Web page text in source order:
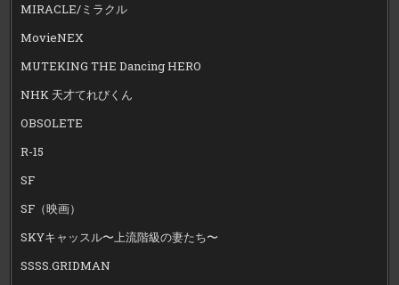
MIRACLE/ミラクル
MovieNEX
MUTEKING THE Dancing HERO
NHK 天才てれびくん
OBSOLETE
R-15
SF
SF（映画）
SKYキャッスル〜上流階級の妻たち〜
SSSS.GRIDMAN